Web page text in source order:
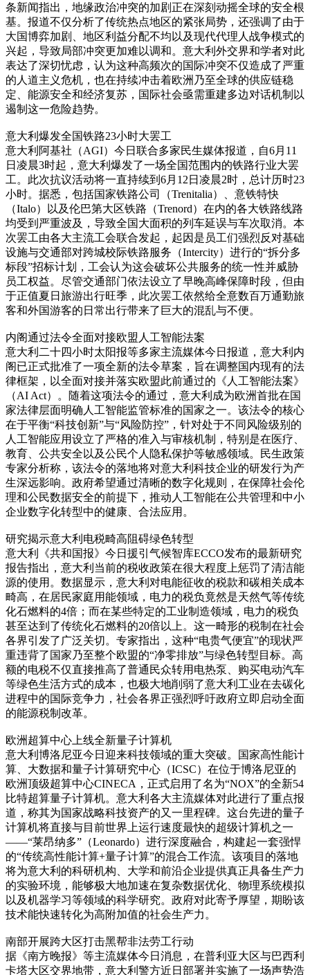
条新闻指出，地缘政治冲突的加剧正在深刻动摇全球的安全根
基。报道不仅分析了传统热点地区的紧张局势，还强调了由于
大国博弈加剧、地区利益分配不均以及现代代理人战争模式的
兴起，导致局部冲突更加难以调和。意大利外交界和学者对此
表达了深切忧虑，认为这种高频次的国际冲突不仅造成了严重
的人道主义危机，也在持续冲击着欧洲乃至全球的供应链稳
定、能源安全和经济复苏，国际社会亟需重建多边对话机制以
遏制这一危险趋势。
意大利爆发全国铁路23小时大罢工
意大利阿基社（AGI）今日联合多家民生媒体报道，自6月11
日凌晨3时起，意大利爆发了一场全国范围内的铁路行业大罢
工。此次抗议活动将一直持续到6月12日凌晨2时，总计历时23
小时。据悉，包括国家铁路公司（Trenitalia）、意铁特快
（Italo）以及伦巴第大区铁路（Trenord）在内的各大铁路线路
均受到严重波及，导致全国大面积的列车延误与车次取消。本
次罢工由各大主流工会联合发起，起因是员工们强烈反对基础
设施与交通部对跨城校际铁路服务（Intercity）进行的“拆分多
标段”招标计划，工会认为这会破坏公共服务的统一性并威胁
员工权益。尽管交通部门依法设立了早晚高峰保障时段，但由
于正值夏日旅游出行旺季，此次罢工依然给全意数百万通勤旅
客和外国游客的日常出行带来了巨大的混乱与不便。
内阁通过法令全面对接欧盟人工智能法案
意大利二十四小时太阳报等多家主流媒体今日报道，意大利内
阁已正式批准了一项全新的法令草案，旨在调整国内现有的法
律框架，以全面对接并落实欧盟此前通过的《人工智能法案》
（AI Act）。随着这项法令的通过，意大利成为欧洲首批在国
家法律层面明确人工智能监管标准的国家之一。该法令的核心
在于平衡“科技创新”与“风险防控”，针对处于不同风险级别的
人工智能应用设立了严格的准入与审核机制，特别是在医疗、
教育、公共安全以及公民个人隐私保护等敏感领域。民生政策
专家分析称，该法令的落地将对意大利科技企业的研发行为产
生深远影响。政府希望通过清晰的数字化规则，在保障社会伦
理和公民数据安全的前提下，推动人工智能在公共管理和中小
企业数字化转型中的健康、合法应用。
研究揭示意大利电税畸高阻碍绿色转型
意大利《共和国报》今日援引气候智库ECCO发布的最新研究
报告指出，意大利当前的税收政策在很大程度上惩罚了清洁能
源的使用。数据显示，意大利对电能征收的税款和碳相关成本
畸高，在居民家庭用能领域，电力的税负竟然是天然气等传统
化石燃料的4倍；而在某些特定的工业制造领域，电力的税负
甚至达到了传统化石燃料的20倍以上。这一畸形的税制在社会
各界引发了广泛关切。专家指出，这种“电贵气便宜”的现状严
重违背了国家乃至整个欧盟的“净零排放”与绿色转型目标。高
额的电税不仅直接推高了普通民众转用电热泵、购买电动汽车
等绿色生活方式的成本，也极大地削弱了意大利工业在去碳化
进程中的国际竞争力，社会各界正强烈呼吁政府立即启动全面
的能源税制改革。
欧洲超算中心上线全新量子计算机
意大利博洛尼亚今日迎来科技领域的重大突破。国家高性能计
算、大数据和量子计算研究中心（ICSC）在位于博洛尼亚的
欧洲顶级超算中心CINECA，正式启用了名为“NOX”的全新54
比特超算量子计算机。意大利各大主流媒体对此进行了重点报
道，称其为国家战略科技资产的又一里程碑。这台先进的量子
计算机将直接与目前世界上运行速度最快的超级计算机之一
——“莱昂纳多”（Leonardo）进行深度融合，构建起一套强悍
的“传统高性能计算+量子计算”的混合工作流。该项目的落地
将为意大利的科研机构、大学和前沿企业提供真正具备生产力
的实验环境，能够极大地加速在复杂数据优化、物理系统模拟
以及机器学习等领域的科学研究。政府对此寄予厚望，期盼该
技术能快速转化为高附加值的社会生产力。
南部开展跨大区打击黑帮非法劳工行动
据《南方晚报》等主流媒体今日消息，在普利亚大区与巴西利
卡塔大区交界地带，意大利警方近日部署并实施了一场声势浩